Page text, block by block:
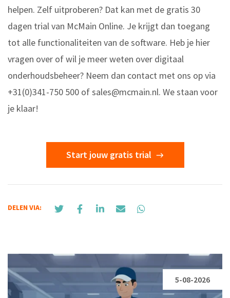
helpen. Zelf uitproberen? Dat kan met de gratis 30
dagen trial van McMain Online. Je krijgt dan toegang
tot alle functionaliteiten van de software. Heb je hier
vragen over of wil je meer weten over digitaal
onderhoudsbeheer? Neem dan contact met ons op via
+31(0)341-750 500 ofsales@mcmain.nl. We staan voor
je klaar!
Start jouw gratis trial
DELEN VIA:
5-08-2026